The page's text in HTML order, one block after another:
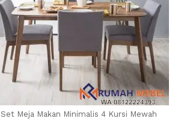
Set Meja Makan Minimalis 4 Kursi Mewah